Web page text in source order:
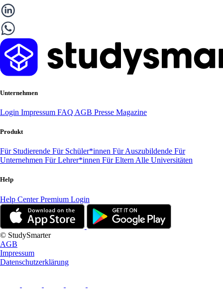
Unternehmen
Login Impressum FAQ AGB Presse Magazine
Produkt
Für Studierende Für Schüler*innen Für Auszubildende Für
Unternehmen Für Lehrer*innen Für Eltern Alle Universitäten
Help
Help CenterPremium Login
© StudySmarter
AGB
Impressum
Datenschutzerklärung